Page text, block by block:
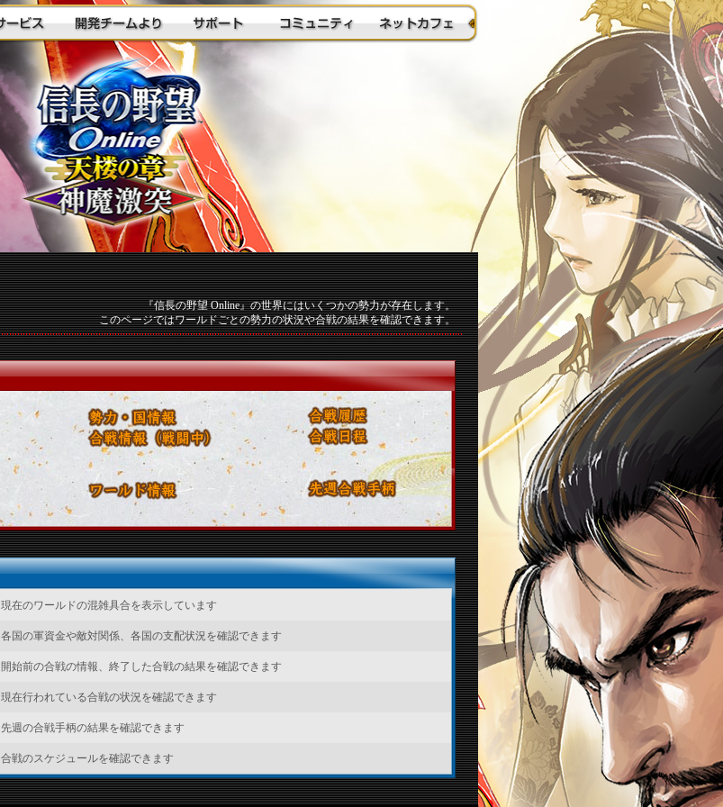
『信長の野望 Online』の世界にはいくつかの勢力が存在します。
このページではワールドごとの勢力の状況や合戦の結果を確認できます。
現在のワールドの混雑具合を表示しています
各国の軍資金や敵対関係、各国の支配状況を確認できます
開始前の合戦の情報、終了した合戦の結果を確認できます
現在行われている合戦の状況を確認できます
先週の合戦手柄の結果を確認できます
合戦のスケジュールを確認できます